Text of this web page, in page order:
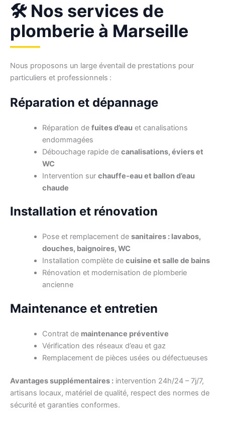
🛠️ Nos services de
plomberie à Marseille
Nous proposons un large éventail de prestations pour
particuliers et professionnels :
Réparation et dépannage
Réparation de fuites d’eau et canalisations
endommagées
Débouchage rapide de canalisations, éviers et
WC
Intervention sur chauffe-eau et ballon d’eau
chaude
Installation et rénovation
Pose et remplacement de sanitaires : lavabos,
douches, baignoires, WC
Installation complète de cuisine et salle de bains
Rénovation et modernisation de plomberie
ancienne
Maintenance et entretien
Contrat de maintenance préventive
Vérification des réseaux d’eau et gaz
Remplacement de pièces usées ou défectueuses
Avantages supplémentaires : intervention 24h/24 – 7j/7,
artisans locaux, matériel de qualité, respect des normes de
sécurité et garanties conformes.